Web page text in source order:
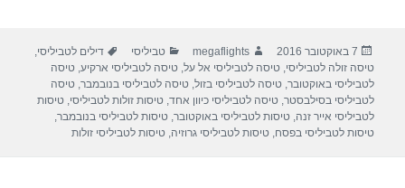
e
b
o
gr
a
m
s
A
p
e
פורסם
בתאריך
7 באוקטובר 2016 מחבר
megaflights קטגוריות
טביליסי תגיות
דילים לטביליסי,
טיסה זולה לטביליסי,טיסה לטביליסי אל על,טיסה לטביליסי ארקיע,טיסה
לטביליסי באוקטובר,טיסה לטביליסי בזול,טיסה לטביליסי בנובמבר,טיסה
לטביליסי בסילבסטר,טיסה לטביליסי כיוון אחד,טיסות זולות לטביליסי,טיסות
לטביליסי אייר זנה,טיסות לטביליסי באוקטובר,טיסות לטביליסי בנובמבר,
טיסות לטביליסי בפסח,טיסות לטביליסי גרוזיה,טיסות לטביליסי זולות